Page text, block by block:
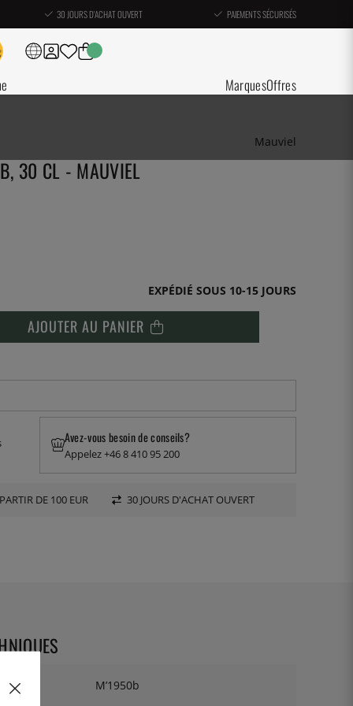
30 JOURS D'ACHAT OUVERT PAIEMENTS SÉCURISÉS
MarquesOffres
Mauviel
30 CL - MAUVIEL
EXPÉDIÉ SOUS 10-15 JOURS
AJOUTER AU PANIER
Avez-vous besoin de conseils?
Appelez +46 8 410 95 200
DE 100 EUR 30 JOURS D'ACHAT OUVERT
M’1950b